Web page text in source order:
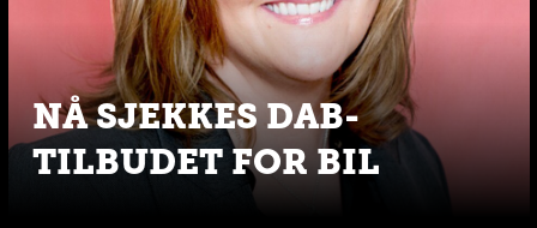
NÅ SJEKKES DAB-
TILBUDET FOR BIL